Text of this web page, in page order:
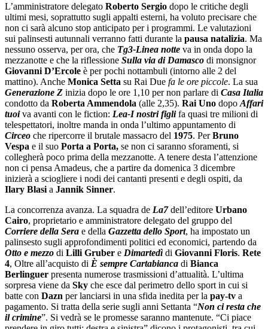
L’amministratore delegato Roberto Sergio dopo le critiche degli
ultimi mesi, soprattutto sugli appalti esterni, ha voluto precisare che
non ci sarà alcuno stop anticipato per i programmi. Le valutazioni
sui palinsesti autunnali verranno fatti durante la pausa natalizia. Ma
nessuno osserva, per ora, che Tg3-Linea notte va in onda dopo la
mezzanotte e che la riflessione Sulla via di Damasco di monsignor
Giovanni D’Ercole è per pochi nottambuli (intorno alle 2 del
mattino). Anche Monica Setta su Rai Due fa le ore piccole. La sua
Generazione Z inizia dopo le ore 1,10 per non parlare di Casa Italia
condotto da Roberta Ammendola (alle 2,35). Rai Uno dopo Affari
tuoiva avanti con le fiction: Lea-I nostri figlifa quasi tre milioni di
telespettatori, inoltre manda in onda l’ultimo appuntamento di
Circeo che ripercorre il brutale massacro del 1975. PerBruno
Vespa e il suo Porta a Porta, se non ci saranno sforamenti, si
collegherà poco prima della mezzanotte. A tenere desta l’attenzione
non ci pensa Amadeus, che a partire da domenica 3 dicembre
inizierà a sciogliere i nodi dei cantanti presenti e degli ospiti, da
Ilary Blasi a Jannik Sinner.
La concorrenza avanza. La squadra de La7dell’editore Urbano
Cairo, proprietario e amministratore delegato del gruppo del
Corriere della Sera e della Gazzetta dello Sport, ha impostato un
palinsesto sugli approfondimenti politici ed economici, partendo da
Otto e mezzo di Lilli Gruber e Dimartedì di Giovanni Floris. Rete
4, Oltre all’acquisto di È sempre Cartabianca di Bianca
Berlinguer presenta numerose trasmissioni d’attualità. L’ultima
sorpresa viene da Sky che esce dal perimetro dello sport in cui si
batte con Dazn per lanciarsi in una sfida inedita per la pay-tv a
pagamento. Si tratta della serie sugli anni Settanta “Non ci resta che
il crimine”. Si vedrà se le promesse saranno mantenute. “Ci piace